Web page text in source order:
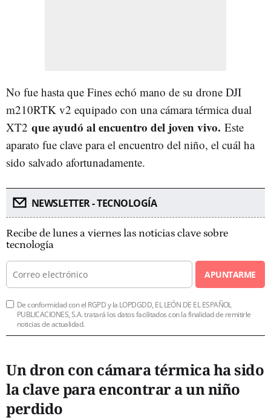
No fue hasta que Fines echó mano de su drone DJI
m210RTK v2 equipado con una cámara térmica dual
XT2 que ayudó al encuentro del joven vivo. Este
aparato fue clave para el encuentro del niño, el cuál ha
sido salvado afortunadamente.
NEWSLETTER - TECNOLOGÍA
Recibe de lunes a viernes las noticias clave sobre
tecnología
APUNTARME
De conformidad con el RGPD y la LOPDGDD, EL LEÓN DE EL ESPAÑOL
PUBLICACIONES, S.A. tratará los datos facilitados con la finalidad de remitirle
noticias de actualidad.
Un dron con cámara térmica ha sido
la clave para encontrar a un niño
perdido